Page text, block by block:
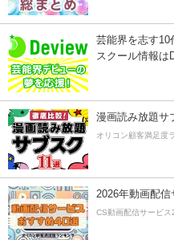
芸能界を志す10
スクール情報は
漫画読み放題サ
オリコン顧客満足度
2026年動画配信
CS動画配信サービス